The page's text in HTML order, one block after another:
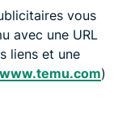
vous
avec une URL
liens et une
www.temu.com)